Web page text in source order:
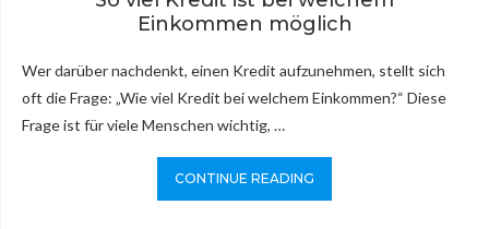
Einkommen möglich
Wer darüber nachdenkt, einen Kredit aufzunehmen, stellt sich
oft die Frage: „Wie viel Kredit bei welchem Einkommen?“ Diese
Frage ist für viele Menschen wichtig, …
CONTINUE READING